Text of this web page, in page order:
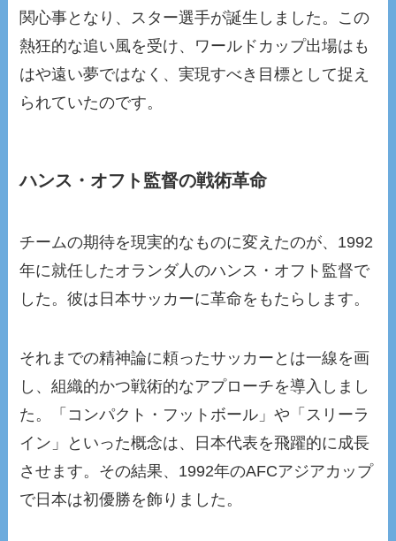
関心事となり、スター選手が誕生しました。この
熱狂的な追い風を受け、ワールドカップ出場はも
はや遠い夢ではなく、実現すべき目標として捉え
られていたのです。
ハンス・オフト監督の戦術革命
チームの期待を現実的なものに変えたのが、1992
年に就任したオランダ人のハンス・オフト監督で
した。彼は日本サッカーに革命をもたらします。
それまでの精神論に頼ったサッカーとは一線を画
し、組織的かつ戦術的なアプローチを導入しまし
た。「コンパクト・フットボール」や「スリーラ
イン」といった概念は、日本代表を飛躍的に成長
させます。その結果、1992年のAFCアジアカップ
で日本は初優勝を飾りました。